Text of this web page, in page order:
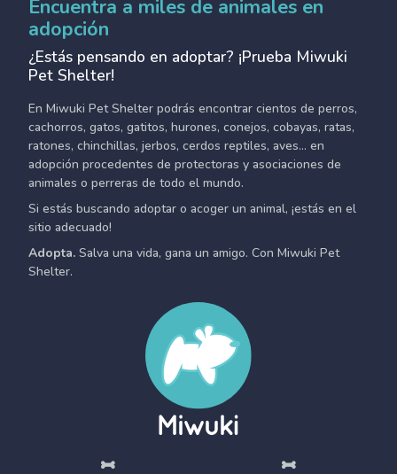
Encuentra a miles de animales en
adopción
¿Estás pensando en adoptar? ¡Prueba Miwuki
Pet Shelter!
En Miwuki Pet Shelter podrás encontrar cientos de perros,
cachorros, gatos, gatitos, hurones, conejos, cobayas, ratas,
ratones, chinchillas, jerbos, cerdos reptiles, aves... en
adopción procedentes de protectoras y asociaciones de
animales o perreras de todo el mundo.
Si estás buscando adoptar o acoger un animal, ¡estás en el
sitio adecuado!
Adopta. Salva una vida, gana un amigo. Con Miwuki Pet
Shelter.